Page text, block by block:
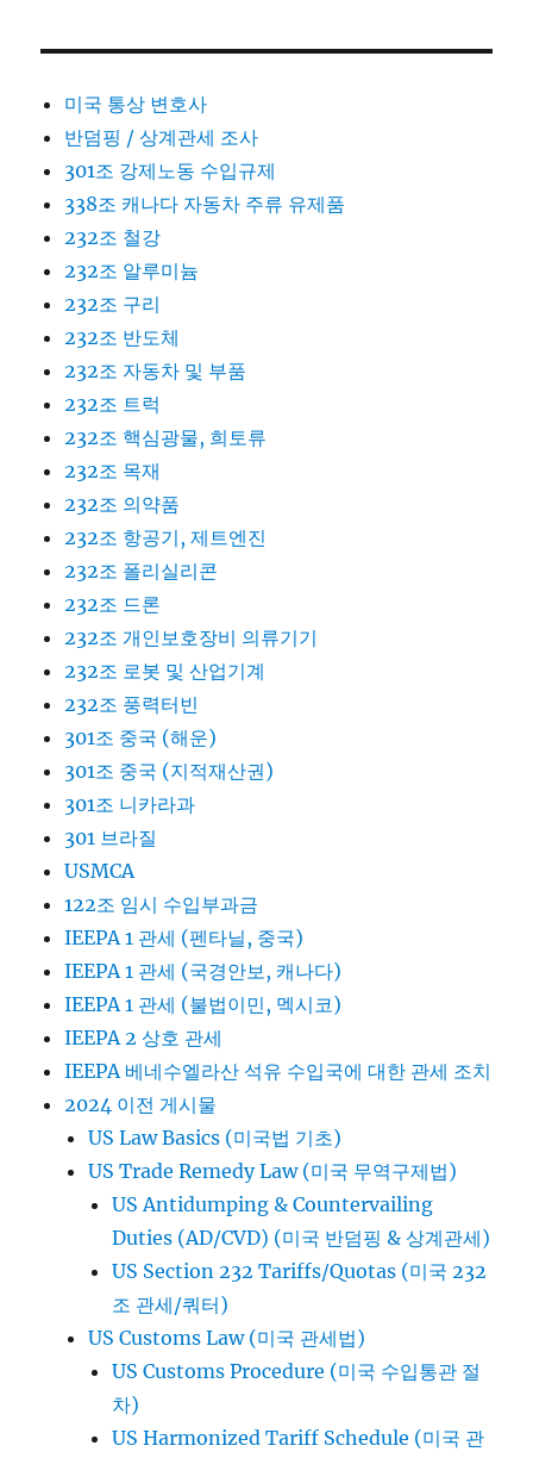
미국 통상 변호사
반덤핑 / 상계관세 조사
301조 강제노동 수입규제
338조 캐나다 자동차 주류 유제품
232조 철강
232조 알루미늄
232조 구리
232조 반도체
232조 자동차 및 부품
232조 트럭
232조 핵심광물, 희토류
232조 목재
232조 의약품
232조 항공기, 제트엔진
232조 폴리실리콘
232조 드론
232조 개인보호장비 의류기기
232조 로봇 및 산업기계
232조 풍력터빈
301조 중국 (해운)
301조 중국 (지적재산권)
301조 니카라과
301 브라질
USMCA
122조 임시 수입부과금
IEEPA 1 관세 (펜타닐, 중국)
IEEPA 1 관세 (국경안보, 캐나다)
IEEPA 1 관세 (불법이민, 멕시코)
IEEPA 2 상호 관세
IEEPA 베네수엘라산 석유 수입국에 대한 관세 조치
2024 이전 게시물
US Law Basics (미국법 기초)
US Trade Remedy Law (미국 무역구제법)
US Antidumping & Countervailing
Duties (AD/CVD) (미국 반덤핑 & 상계관세)
US Section 232 Tariffs/Quotas (미국 232
조 관세/쿼터)
US Customs Law (미국 관세법)
US Customs Procedure (미국 수입통관 절
차)
US Harmonized Tariff Schedule (미국 관